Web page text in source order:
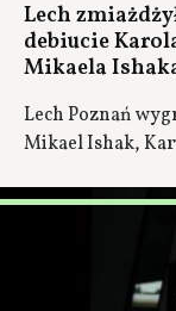
Lech
debiucie
Mikaela
Lech Poznań
Mikael Ishak,